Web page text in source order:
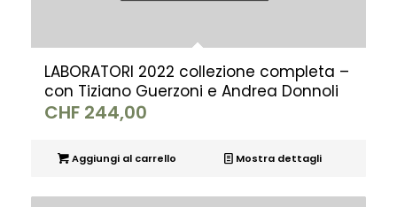
LABORATORI 2022 collezione completa –
con Tiziano Guerzoni e Andrea Donnoli
CHF244,00
Aggiungi al carrello Mostra dettagli